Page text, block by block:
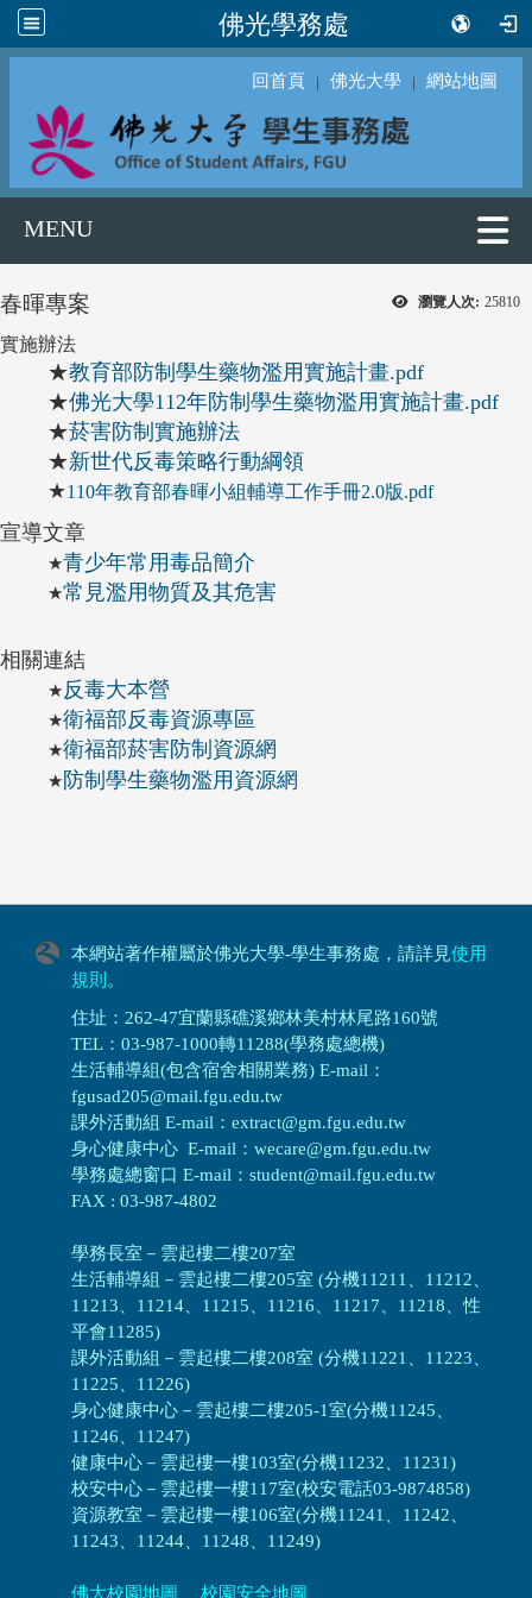
佛光學務處
回首頁 ｜ 佛光大學 ｜ 網站地圖
MENU
瀏覽人次: 25810
春暉專案
實施辦法
★教育部防制學生藥物濫用實施計畫.pdf
★佛光大學112年防制學生藥物濫用實施計畫.pdf
★菸害防制實施辦法
★新世代反毒策略行動綱領
★110年教育部春暉小組輔導工作手冊2.0版.pdf
宣導文章
★青少年常用毒品簡介
★常見濫用物質及其危害
相關連結
★反毒大本營
★衛福部反毒資源專區
★衛福部菸害防制資源網
★ 防制學生藥物濫用資源網
本網站著作權屬於佛光大學-學生事務處，請詳見使用
規則 。
住址：262-47宜蘭縣礁溪鄉林美村林尾路160號
TEL：03-987-1000轉11288(學務處總機)
生活輔導組(包含宿舍相關業務) E-mail：
fgusad205@mail.fgu.edu.tw
課外活動組 E-mail：extract@gm.fgu.edu.tw
身心健康中心 E-mail：wecare@gm.fgu.edu.tw
學務處總窗口 E-mail：student@mail.fgu.edu.tw
FAX : 03-987-4802
學務長室－雲起樓二樓207室
生活輔導組 － 雲起樓二樓205室 (分機11211、11212、
11213、11214、11215、11216、11217、11218、性
平會11285)
課外活動組 － 雲起樓二樓208室 (分機11221、11223、
11225、11226)
身心健康中心 － 雲起樓二樓205-1室(分機11245、
11246、11247)
健康中心－ 雲起樓一樓103室(分機11232、11231)
校安中心－ 雲起樓一樓117室(校安電話03-9874858)
資源教室 － 雲起樓一樓106室(分機11241、11242、
11243、11244、11248、11249)
佛大校園地圖 校園安全地圖